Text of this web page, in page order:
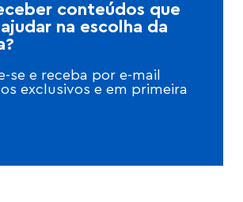
conteúdos que
na escolha da
se e receba por e-mail
exclusivos e em primeira